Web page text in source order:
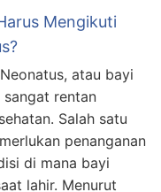
Mengikuti
atau bayi
rentan
Salah satu
penanganan
di mana bayi
lahir. Menurut